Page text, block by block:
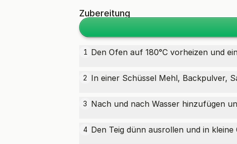
Zubereitung
1 Den Ofen auf 180°C vorheizen und
2 In einer Schüssel Mehl, Backpulver,
3 Nach und nach Wasser hinzufügen
4 Den Teig dünn ausrollen und in kleine